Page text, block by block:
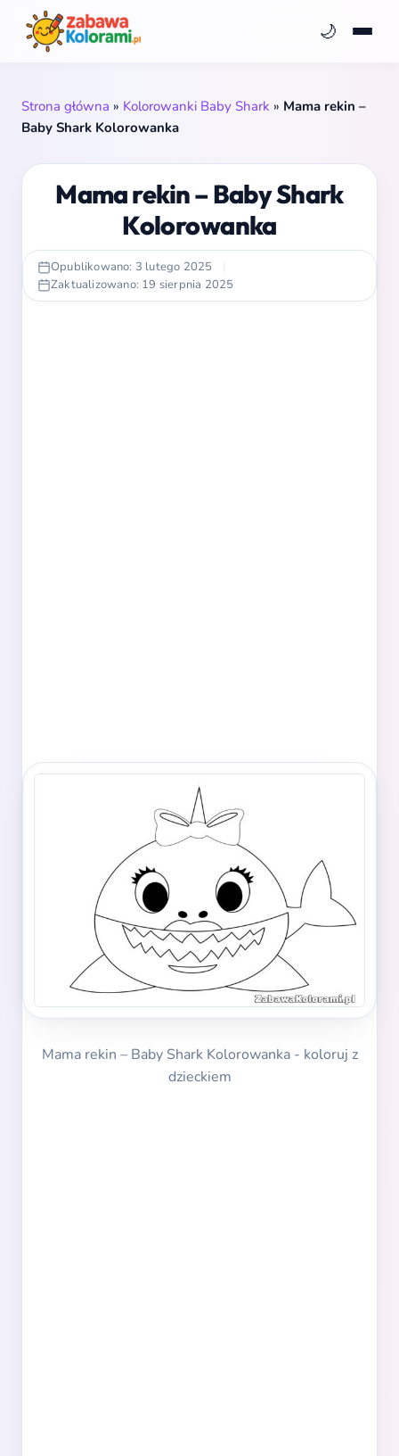
🌙
Strona główna » Kolorowanki Baby Shark » Mama rekin –
Baby Shark Kolorowanka
Mama rekin – Baby Shark
Kolorowanka
Opublikowano: 3 lutego 2025
|
Zaktualizowano: 19 sierpnia 2025
Mama rekin – Baby Shark Kolorowanka - koloruj z
dzieckiem